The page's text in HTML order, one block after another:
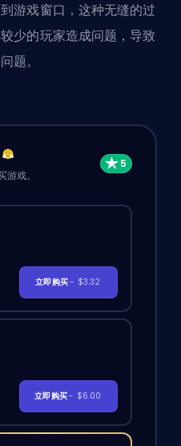
游戏窗口，这种无缝的过
少的玩家造成问题，导致
题。
戏。
立即购买- $3.32
立即购买- $6.00